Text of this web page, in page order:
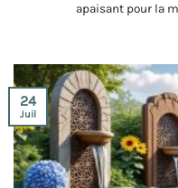
apaisant pour la
24
Juil